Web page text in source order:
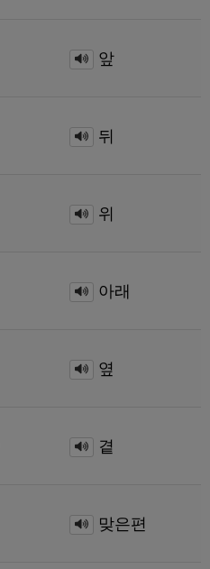
앞
뒤
위
아래
옆
곁
맞은편